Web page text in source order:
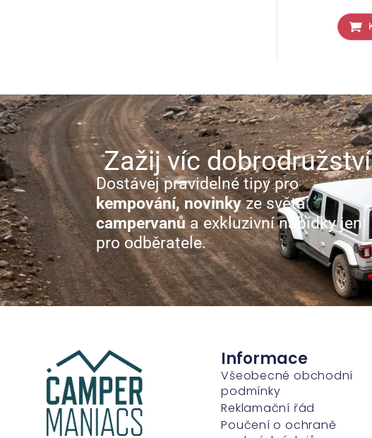
Zažij víc dobrodružství
Dostávej pravidelné tipy pro
kempování, novinkyze světa
campervanůa exkluzivní nabídky jen
pro odběratele.
Informace
Všeobecné obchodní
podmínky
Reklamační řád
Poučení o ochraně